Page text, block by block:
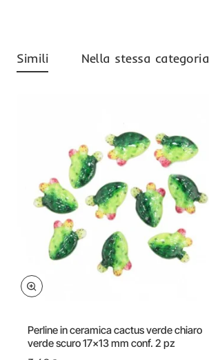
Simili Nella stessa categoria
Perline in ceramica cactus verde chiaro
verde scuro 17x13 mm conf. 2 pz